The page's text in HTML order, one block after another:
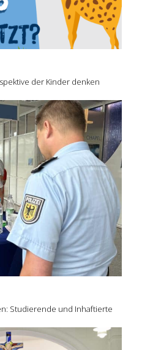
der Kinder denken
Studierende und Inhaftierte